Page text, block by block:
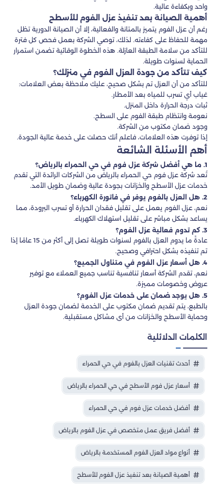
واحد وبكفاءة عالية.
أهمية الصيانة بعد تنفيذ عزل الفوم للأسطح
رغم أن عزل الفوم يتميز بالمتانة والفعالية، إلا أن الصيانة الدورية تظل
مهمة للحفاظ على كفاءته. لذلك، توصي الشركة بعمل فحص كل فترة
للتأكد من سلامة الطبقة العازلة. هذه الخطوة الوقائية تضمن استمرار
الحماية لسنوات طويلة.
كيف تتأكد من جودة العزل الفوم في منزلك؟
للتأكد من أن العزل تم بشكل صحيح، عليك ملاحظة بعض العلامات:
غياب أي تسرب للمياه بعد الأمطار.
ثبات درجة الحرارة داخل المنزل.
نعومة وانتظام طبقة الفوم على السطح.
وجود ضمان مكتوب من الشركة.
إذا توفرت هذه العلامات، فاعلم أنك حصلت على خدمة عالية الجودة.
أهم الأسئلة الشائعة
1. ما هي أفضل شركة عزل فوم في حي الحمراء بالرياض؟
تُعد شركة عزل فوم حي الحمراء بالرياض من الشركات الرائدة التي تقدم
خدمات عزل الأسطح والخزانات بجودة عالية وضمان طويل الأمد.
2. هل العزل بالفوم يوفر في فاتورة الكهرباء؟
نعم، عزل الفوم يعمل على تقليل فقدان الحرارة أو تسرب البرودة، مما
يساعد بشكل مباشر على تقليل استهلاك الكهرباء.
3. كم تدوم فعالية عزل الفوم؟
عادةً ما يدوم العزل بالفوم لسنوات طويلة تصل إلى أكثر من 15 عامًا إذا
تم تنفيذه بشكل احترافي وصحيح.
4. هل أسعار عزل الفوم في متناول الجميع؟
نعم، تقدم الشركة أسعار تنافسية تناسب جميع العملاء مع توفير
عروض وخصومات مميزة.
5. هل يوجد ضمان على خدمات عزل الفوم؟
بالطبع، يتم تقديم ضمان مكتوب على الخدمة لضمان جودة العزل
وحماية الأسطح والخزانات من أي مشاكل مستقبلية.
الكلمات الدلائلية
أحدث تقنيات العزل بالفوم في حي الحمراء
أسعار عزل فوم الأسطح في حي الحمراء بالرياض
أفضل خدمات عزل فوم في حي الحمراء
أفضل فريق عمل متخصص في عزل الفوم بالرياض
أنواع مواد العزل الفوم المستخدمة بالرياض
أهمية الصيانة بعد تنفيذ عزل الفوم للأسطح